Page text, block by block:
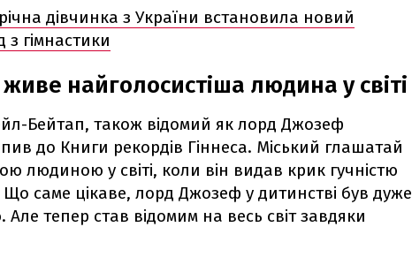
дівчинка з України встановила новий
з гімнастики
живе найголосистіша людина у світі
Бейтап, також відомий як лорд Джозеф
до Книги рекордів Гіннеса. Міський глашатай
людиною у світі, коли він видав крик гучністю
саме цікаве, лорд Джозеф у дитинстві був дуже
тепер став відомим на весь світ завдяки